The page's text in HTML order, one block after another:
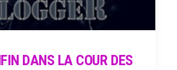
DANS LA COUR DES